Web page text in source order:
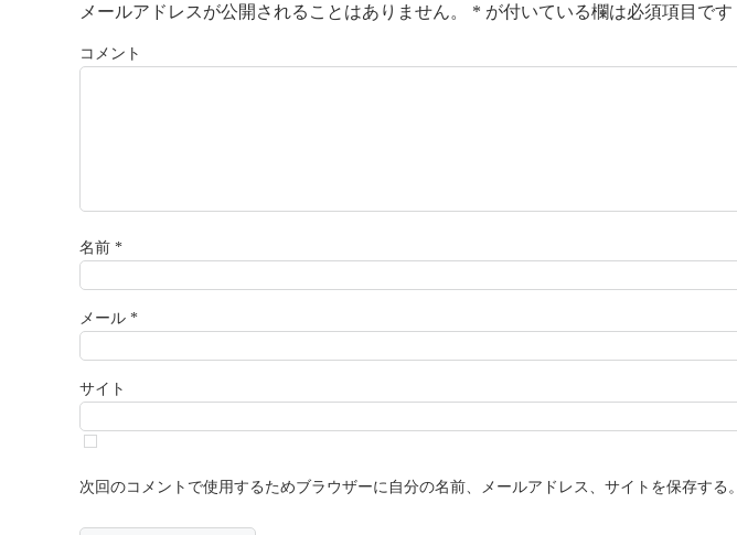
メールアドレスが公開されることはありません。 * が付いている欄は必須項目です
コメント
名前 *
メール *
サイト
次回のコメントで使用するためブラウザーに自分の名前、メールアドレス、サイトを保存する。